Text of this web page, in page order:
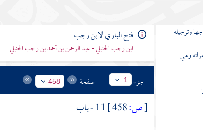
وترجيله
وهي
فتح الباري لابن رجب
ابن رجب الحنبلي - عبد الرحمن بن أحمد بن رجب الحنبلي
جزء 1 صفحة 458
[ص:
11 - باب